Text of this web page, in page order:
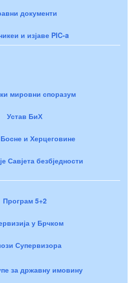
документи
и изјаве PIC-a
мировни споразум
Устав БиХ
и Херцеговине
Савјета безбједности
Програм 5+2
у Брчком
Супервизора
за државну имовину